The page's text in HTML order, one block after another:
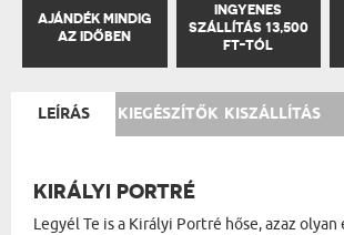
AJÁNDÉK MINDIG
AZ IDŐBEN
INGYENES
SZÁLLÍTÁS 13,500
FT-TÓL
LEÍRÁS KIEGÉSZÍTŐK KISZÁLLÍTÁS
KIRÁLYI PORTRÉ
Legyél Te is a Királyi Portré hőse, azaz olyan